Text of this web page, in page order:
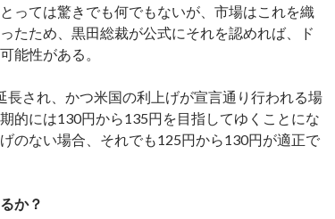
っては驚きでも何でもないが、市場はこれを織
たため、黒田総裁が公式にそれを認めれば、ド
能性がある。
長され、かつ米国の利上げが宣言通り行われる場
的には130円から135円を目指してゆくことにな
のない場合、それでも125円から130円が適正で
か？